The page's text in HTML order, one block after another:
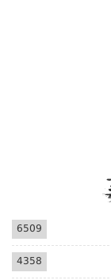
6509
4358